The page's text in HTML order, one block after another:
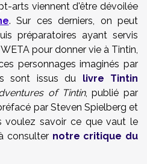
arts viennent d'être dévoilée
. Sur ces derniers, on peut
préparatoires ayant servis
pour donner vie à Tintin,
personnages imaginés par
sont issus du
livre Tintin
of Tintin, publié par
par Steven Spielberg et
voulez savoir ce que vaut le
consulter notre critique du